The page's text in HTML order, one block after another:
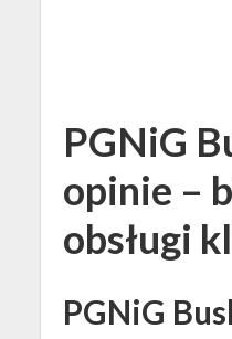
PGNiG
opinie –
obsługi
PGNiG